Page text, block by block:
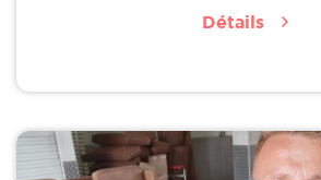
Détails